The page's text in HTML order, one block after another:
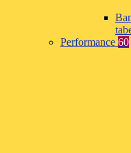
Performance 60